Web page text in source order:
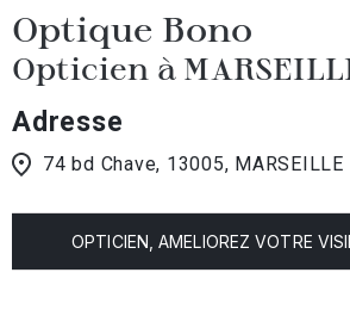
Optique Bono
Opticien à
Adresse
74 bd Chave, 13005, MARSEILLE
OPTICIEN, AMELIOREZ VOTRE